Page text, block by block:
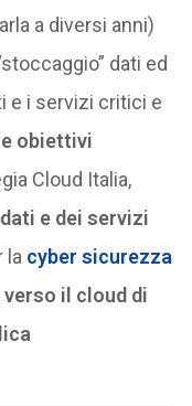
a diversi anni)
dati ed
e i servizi critici e
obiettivi
Cloud Italia,
e dei servizi
la cyber sicurezza
verso il cloud di